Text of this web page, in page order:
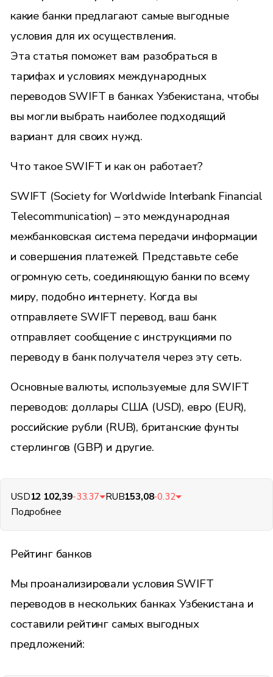
какие банки предлагают самые выгодные
условия для их осуществления.
Эта статья поможет вам разобраться в
тарифах и условиях международных
переводов SWIFT в банках Узбекистана, чтобы
вы могли выбрать наиболее подходящий
вариант для своих нужд.
Что такое SWIFT и как он работает?
SWIFT (Society for Worldwide Interbank Financial
Telecommunication) – это международная
межбанковская система передачи информации
и совершения платежей. Представьте себе
огромную сеть, соединяющую банки по всему
миру, подобно интернету. Когда вы
отправляете SWIFT перевод, ваш банк
отправляет сообщение с инструкциями по
переводу в банк получателя через эту сеть.
Основные валюты, используемые для SWIFT
переводов: доллары США (USD), евро (EUR),
российские рубли (RUB), британские фунты
стерлингов (GBP) и другие.
USD12 102,39-33.37 RUB153,08-0.32
Подробнее
Рейтинг банков
Мы проанализировали условия SWIFT
переводов в нескольких банках Узбекистана и
составили рейтинг самых выгодных
предложений: